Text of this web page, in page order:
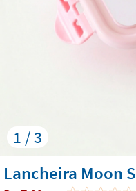
1 / 3
Lancheira Moon